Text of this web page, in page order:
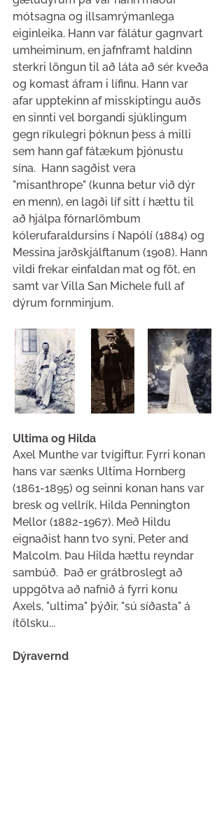
mótsagna og illsamrýmanlega
eiginleika. Hann var fálátur gagnvart
umheiminum, en jafnframt haldinn
sterkri löngun til að láta að sér kveða
og komast áfram i lífinu. Hann var
afar upptekinn af misskiptingu auðs
en sinnti vel borgandi sjúklingum
gegn ríkulegri þóknun þess á milli
sem hann gaf fátækum þjónustu
sína.  Hann sagðist vera
"misanthrope" (kunna betur við dýr
en menn), en lagði líf sitt í hættu til
að hjálpa fórnarlömbum
kólerufaraldursins í Napólí (1884) og
Messina jarðskjálftanum (1908). Hann
vildi frekar einfaldan mat og föt, en
samt var Villa San Michele full af
dýrum fornminjum.
Ultima og Hilda
Axel Munthe var tvígiftur. Fyrri konan
hans var sænks Ultima Hornberg
(1861-1895) og seinni konan hans var
bresk og vellrík, Hilda Pennington
Mellor (1882-1967). Með Hildu
eignaðist hann tvo syni, Peter and
Malcolm. Þau Hilda hættu reyndar
sambúð.  Það er grátbroslegt að
uppgötva að nafnið á fyrri konu
Axels, "ultima" þýðir, "sú síðasta" á
ítölsku...
Dýravernd